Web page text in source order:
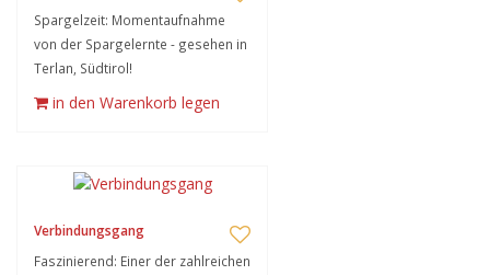
Spargelzeit: Momentaufnahme
von der Spargelernte - gesehen in
Terlan, Südtirol!
in den Warenkorb legen
Verbindungsgang
Faszinierend: Einer der zahlreichen